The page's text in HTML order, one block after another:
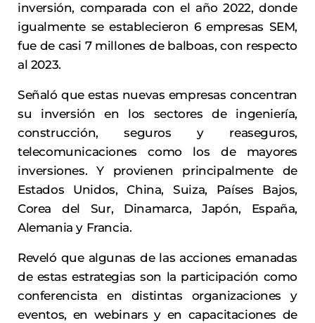
inversión, comparada con el año 2022, donde
igualmente se establecieron 6 empresas SEM,
fue de casi 7 millones de balboas, con respecto
al 2023.
Señaló que estas nuevas empresas concentran
su inversión en los sectores de ingeniería,
construcción, seguros y reaseguros,
telecomunicaciones como los de mayores
inversiones. Y provienen principalmente de
Estados Unidos, China, Suiza, Países Bajos,
Corea del Sur, Dinamarca, Japón, España,
Alemania y Francia.
Reveló que algunas de las acciones emanadas
de estas estrategias son la participación como
conferencista en distintas organizaciones y
eventos, en webinars y en capacitaciones de